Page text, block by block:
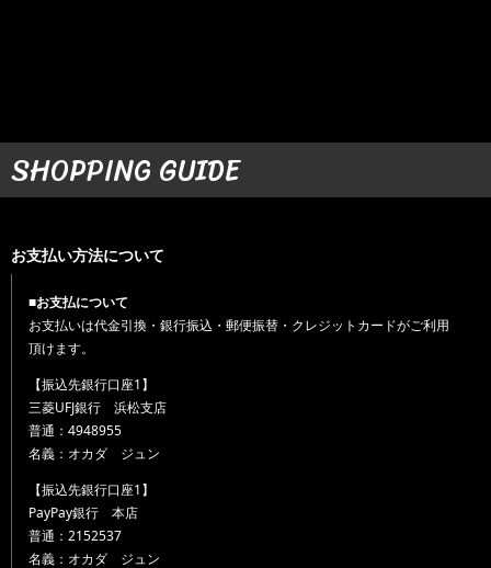
SHOPPING GUIDE
お支払い方法について
■お支払について
お支払いは代金引換・銀行振込・郵便振替・クレジットカードがご利用
頂けます。
【振込先銀行口座1】
三菱UFJ銀行 浜松支店
普通：4948955
名義：オカダ ジュン
【振込先銀行口座1】
PayPay銀行 本店
普通：2152537
名義：オカダ ジュン